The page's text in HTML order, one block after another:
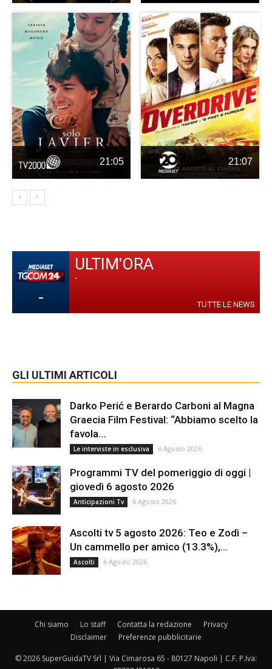
21:05 21:07
-
ULTIM'ORA
-
TUTTE LE NEWS
GLI ULTIMI ARTICOLI
Darko Perić e Berardo Carboni al Magna
Graecia Film Festival: “Abbiamo scelto la
favola...
Le interviste in esclusiva 6 Agosto 2026
Programmi TV del pomeriggio di oggi |
giovedì 6 agosto 2026
Anticipazioni Tv 6 Agosto 2026
Ascolti tv 5 agosto 2026: Teo e Zodì –
Un cammello per amico (13.3%),...
Ascolti 6 Agosto 2026
Chi siamo Lo staff Contatta la redazione
Privacy
Disclaimer
Preferenze pubblicitarie
© 2026 SuperGuidaTV Srl | Via Cimarosa 65 - 80127 Napoli | C.F. P.Iva: